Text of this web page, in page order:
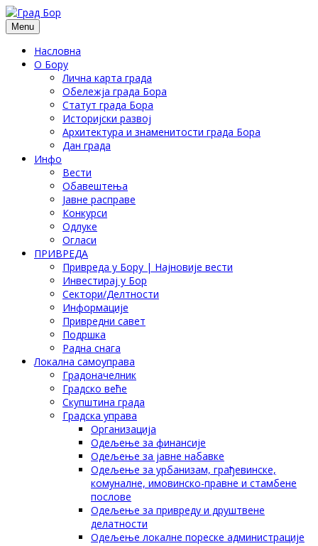
Menu
Насловна
О Бору
Лична карта града
Обележја града Бора
Статут града Бора
Историјски развој
Архитектура и знаменитости града Бора
Дан града
Инфо
Вести
Обавештења
Јавне расправе
Конкурси
Одлуке
Огласи
ПРИВРЕДА
Привреда у Бору | Најновије вести
Инвестирај у Бор
Сектори/Делтности
Информације
Привредни савет
Подршка
Радна снага
Локална самоуправа
Градоначелник
Градско веће
Скупштина града
Градска управа
Организација
Одељење за финансије
Одељење за јавне набавке
Одељење за урбанизам, грађевинске,
комуналне, имовинско-правне и стамбене
послове
Одељење за привреду и друштвене
делатности
Одељење локалне пореске администрације